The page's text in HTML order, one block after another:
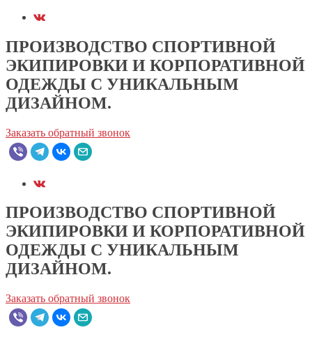
ПРОИЗВОДСТВО СПОРТИВНОЙ
ЭКИПИРОВКИ И КОРПОРАТИВНОЙ
ОДЕЖДЫ С УНИКАЛЬНЫМ
ДИЗАЙНОМ.
Заказать обратный звонок
ПРОИЗВОДСТВО СПОРТИВНОЙ
ЭКИПИРОВКИ И КОРПОРАТИВНОЙ
ОДЕЖДЫ С УНИКАЛЬНЫМ
ДИЗАЙНОМ.
Заказать обратный звонок